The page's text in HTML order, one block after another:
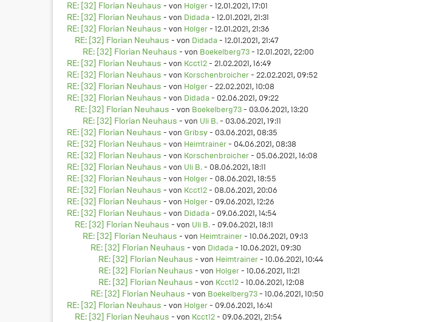
RE: [32] Florian Neuhaus - von Holger - 12.01.2021, 17:01
RE: [32] Florian Neuhaus - von Didada - 12.01.2021, 21:31
RE: [32] Florian Neuhaus - von Holger - 12.01.2021, 21:36
RE: [32] Florian Neuhaus - von Didada - 12.01.2021, 21:47
RE: [32] Florian Neuhaus - von Boekelberg73 - 12.01.2021, 22:00
RE: [32] Florian Neuhaus - von Kcct12 - 21.02.2021, 16:49
RE: [32] Florian Neuhaus - von Korschenbroicher - 22.02.2021, 09:52
RE: [32] Florian Neuhaus - von Holger - 22.02.2021, 10:08
RE: [32] Florian Neuhaus - von Didada - 02.06.2021, 09:22
RE: [32] Florian Neuhaus - von Boekelberg73 - 03.06.2021, 13:20
RE: [32] Florian Neuhaus - von Uli B. - 03.06.2021, 19:11
RE: [32] Florian Neuhaus - von Gribsy - 03.06.2021, 08:35
RE: [32] Florian Neuhaus - von Heimtrainer - 04.06.2021, 08:38
RE: [32] Florian Neuhaus - von Korschenbroicher - 05.06.2021, 16:08
RE: [32] Florian Neuhaus - von Uli B. - 08.06.2021, 18:11
RE: [32] Florian Neuhaus - von Holger - 08.06.2021, 18:55
RE: [32] Florian Neuhaus - von Kcct12 - 08.06.2021, 20:06
RE: [32] Florian Neuhaus - von Holger - 09.06.2021, 12:26
RE: [32] Florian Neuhaus - von Didada - 09.06.2021, 14:54
RE: [32] Florian Neuhaus - von Uli B. - 09.06.2021, 18:11
RE: [32] Florian Neuhaus - von Heimtrainer - 10.06.2021, 09:13
RE: [32] Florian Neuhaus - von Didada - 10.06.2021, 09:30
RE: [32] Florian Neuhaus - von Heimtrainer - 10.06.2021, 10:44
RE: [32] Florian Neuhaus - von Holger - 10.06.2021, 11:21
RE: [32] Florian Neuhaus - von Kcct12 - 10.06.2021, 12:08
RE: [32] Florian Neuhaus - von Boekelberg73 - 10.06.2021, 10:50
RE: [32] Florian Neuhaus - von Holger - 09.06.2021, 16:41
RE: [32] Florian Neuhaus - von Kcct12 - 09.06.2021, 21:54